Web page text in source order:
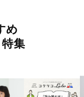
め
集